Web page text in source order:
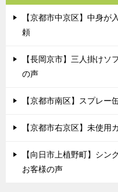
【京都市中京区】中身が
頼
【長岡京市】三人掛け
の声
【京都市南区】スプレ
【京都市右京区】未使用
【向日市上植野町】シ
お客様の声